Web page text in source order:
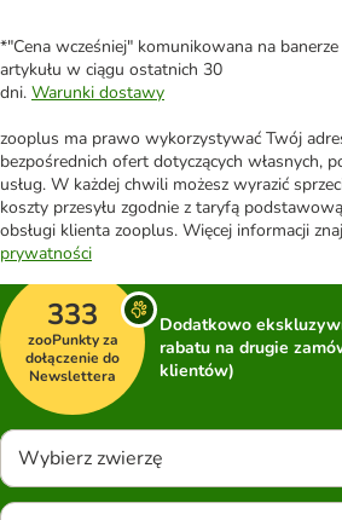
*"Cena wcześniej" komunikowana na
artykułu w ciągu ostatnich 30
dni. Warunki dostawy
zooplus ma prawo wykorzystywać Twój
bezpośrednich ofert dotyczących własnych,
usług. W każdej chwili możesz wyrazić
koszty przesyłu zgodnie z taryfą
obsługi klienta zooplus. Więcej informacji
prywatności
333
zooPunkty za
dołączenie do
Newslettera
Dodatkowo
rabatu na drugie
klientów)
Wybierz zwierzę